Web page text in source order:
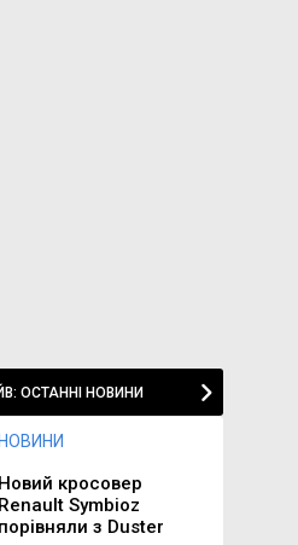
ОСТАННІ НОВИНИ
НОВИНИ
Новий кросовер
Renault Symbioz
порівняли з Duster